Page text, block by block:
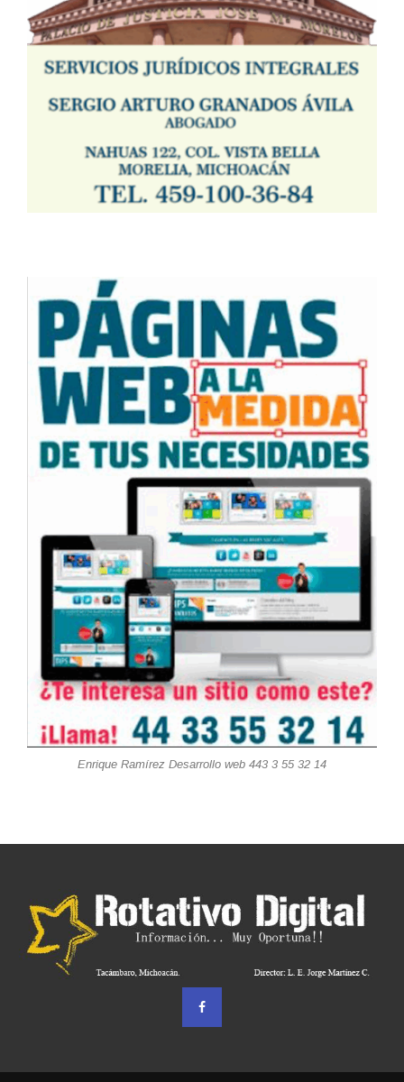
Enrique Ramírez Desarrollo web 443 3 55 32 14